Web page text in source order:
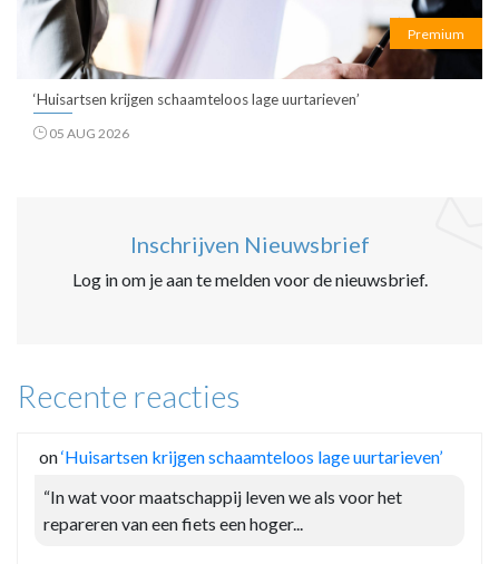
Premium
‘Huisartsen krijgen schaamteloos lage uurtarieven’
05 AUG 2026
Inschrijven Nieuwsbrief
Log in om je aan te melden voor de nieuwsbrief.
Recente reacties
on‘Huisartsen krijgen schaamteloos lage uurtarieven’
“In wat voor maatschappij leven we als voor het
repareren van een fiets een hoger...